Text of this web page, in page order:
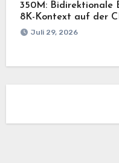
350M: Bidirektionale
8K-Kontext auf der
Juli 29, 2026